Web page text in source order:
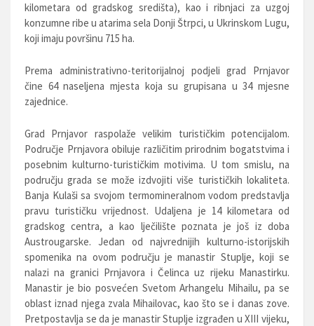
kilometara od gradskog središta), kao i ribnjaci za uzgoj
konzumne ribe u atarima sela Donji Štrpci, u Ukrinskom Lugu,
koji imaju površinu 715 ha.
Prema administrativno-teritorijalnoj podjeli grad Prnjavor
čine 64 naseljena mjesta koja su grupisana u 34 mjesne
zajednice.
Grad Prnjavor raspolaže velikim turističkim potencijalom.
Područje Prnjavora obiluje različitim prirodnim bogatstvima i
posebnim kulturno-turističkim motivima. U tom smislu, na
području grada se može izdvojiti više turističkih lokaliteta.
Banja Kulaši sa svojom termomineralnom vodom predstavlja
pravu turističku vrijednost. Udaljena je 14 kilometara od
gradskog centra, a kao lječilište poznata je još iz doba
Austrougarske. Jedan od najvrednijih kulturno-istorijskih
spomenika na ovom području je manastir Stuplje, koji se
nalazi na granici Prnjavora i Čelinca uz rijeku Manastirku.
Manastir je bio posvećen Svetom Arhangelu Mihailu, pa se
oblast iznad njega zvala Mihailovac, kao što se i danas zove.
Pretpostavlja se da je manastir Stuplje izgrađen u XIII vijeku,